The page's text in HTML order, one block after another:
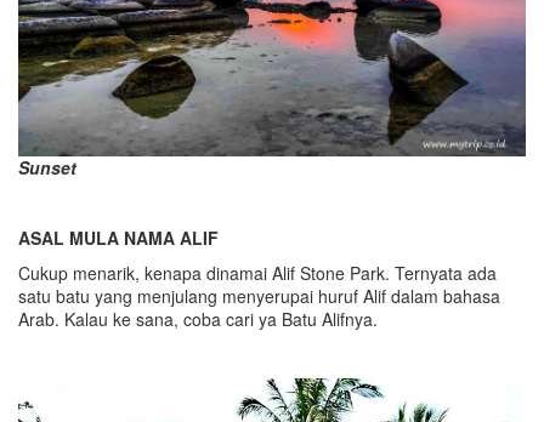
Sunset
ASAL MULA NAMA ALIF
Cukup menarik, kenapa dinamai Alif Stone Park. Ternyata ada
satu batu yang menjulang menyerupai huruf Alif dalam bahasa
Arab. Kalau ke sana, coba cari ya Batu Alifnya.